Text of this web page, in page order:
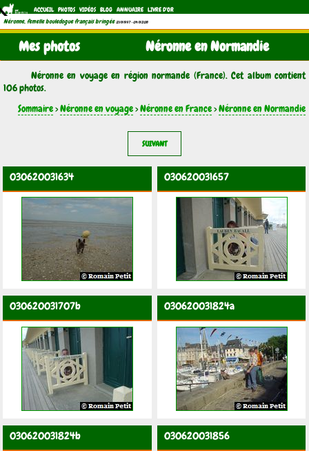
ACCUEIL PHOTOS VIDÉOS BLOG ANNUAIRE LIVRE D'OR
Néronne, femelle bouledogue français bringée (21/11/1997 - 04/11/2011)
Mes photos Néronne en Normandie
Néronne en voyage en région normande (France). Cet album contient
106 photos.
Sommaire>Néronne en voyage>Néronne en France>Néronne en Normandie
SUIVANT
030620031634 030620031657
030620031707b 030620031824a
030620031824b 030620031856